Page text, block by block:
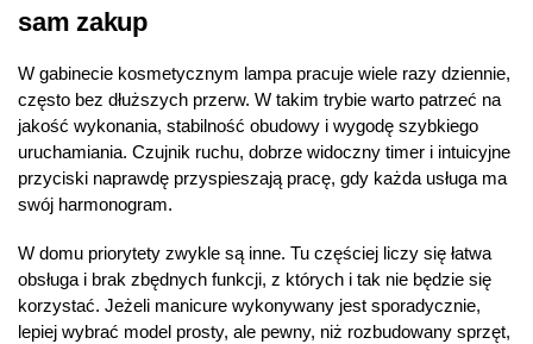
sam zakup
W gabinecie kosmetycznym lampa pracuje wiele razy dziennie,
często bez dłuższych przerw. W takim trybie warto patrzeć na
jakość wykonania, stabilność obudowy i wygodę szybkiego
uruchamiania. Czujnik ruchu, dobrze widoczny timer i intuicyjne
przyciski naprawdę przyspieszają pracę, gdy każda usługa ma
swój harmonogram.
W domu priorytety zwykle są inne. Tu częściej liczy się łatwa
obsługa i brak zbędnych funkcji, z których i tak nie będzie się
korzystać. Jeżeli manicure wykonywany jest sporadycznie,
lepiej wybrać model prosty, ale pewny, niż rozbudowany sprzęt,